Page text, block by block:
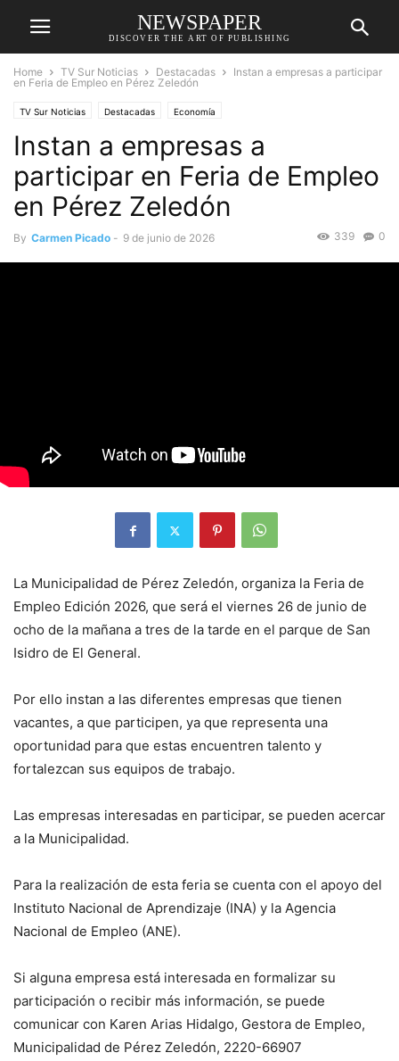
NEWSPAPER
DISCOVER THE ART OF PUBLISHING
Home TV Sur Noticias Destacadas
Instan a empresas a participar
en Feria de Empleo en Pérez Zeledón
TV Sur Noticias Destacadas Economía
Instan a empresas a
participar en Feria de Empleo
en Pérez Zeledón
By Carmen Picado - 9 de junio de 2026 0
339
La Municipalidad de Pérez Zeledón, organiza la Feria de
Empleo Edición 2026, que será el viernes 26 de junio de
ocho de la mañana a tres de la tarde en el parque de San
Isidro de El General.
Por ello instan a las diferentes empresas que tienen
vacantes, a que participen, ya que representa una
oportunidad para que estas encuentren talento y
fortalezcan sus equipos de trabajo.
Las empresas interesadas en participar, se pueden acercar
a la Municipalidad.
Para la realización de esta feria se cuenta con el apoyo del
Instituto Nacional de Aprendizaje (INA) y la Agencia
Nacional de Empleo (ANE).
Si alguna empresa está interesada en formalizar su
participación o recibir más información, se puede
comunicar con Karen Arias Hidalgo, Gestora de Empleo,
Municipalidad de Pérez Zeledón, 2220-66907